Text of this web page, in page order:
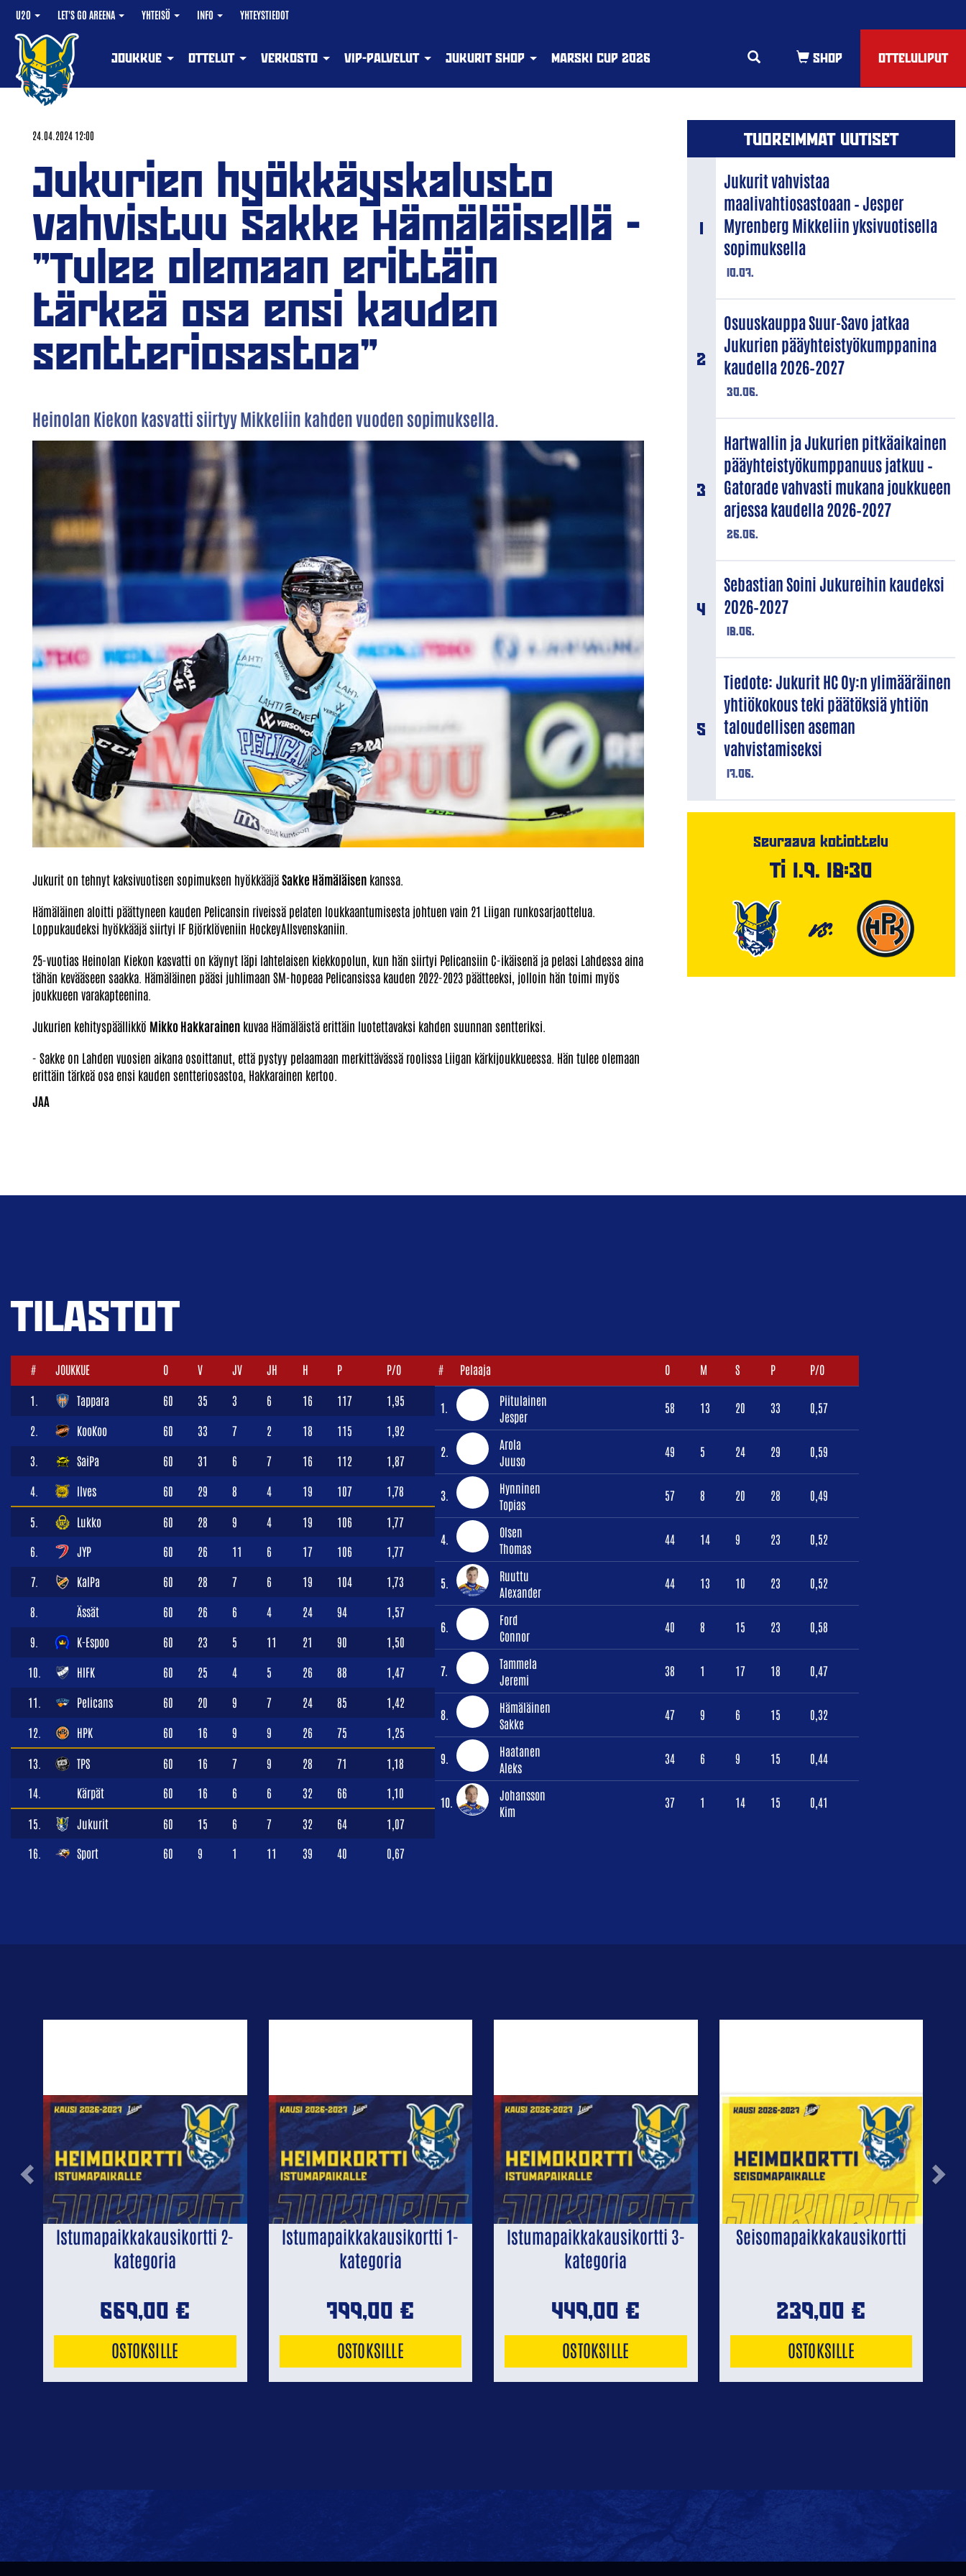
U20 LET'S GO AREENA YHTEISÖ INFO YHTEYSTIEDOT
OTTELULIPUT
JOUKKUE OTTELUT VERKOSTO VIP-PALVELUT JUKURIT SHOP MARSKI CUP 2026
24.04.2024 12:00
Jukurien hyökkäyskalusto
vahvistuu Sakke Hämäläisellä -
"Tulee olemaan erittäin
tärkeä osa ensi kauden
sentteriosastoa"
Heinolan Kiekon kasvatti siirtyy Mikkeliin kahden vuoden sopimuksella.
Jukurit on tehnyt kaksivuotisen sopimuksen hyökkääjäSakke Hämäläisen kanssa.
Hämäläinen aloitti päättyneen kauden Pelicansin riveissä pelaten loukkaantumisesta johtuen vain 21 Liigan runkosarjaottelua.
Loppukaudeksi hyökkääjä siirtyi IF Björklöveniin HockeyAllsvenskaniin.
25-vuotias Heinolan Kiekon kasvatti on käynyt läpi lahtelaisen kiekkopolun, kun hän siirtyi Pelicansiin C-ikäisenä ja pelasi Lahdessa aina
tähän kevääseen saakka. Hämäläinen pääsi juhlimaan SM-hopeaa Pelicansissa kauden 2022-2023 päätteeksi, jolloin hän toimi myös
joukkueen varakapteenina.
Jukurien kehityspäällikkö Mikko Hakkarainen kuvaa Hämäläistä erittäin luotettavaksi kahden suunnan sentteriksi.
- Sakke on Lahden vuosien aikana osoittanut, että pystyy pelaamaan merkittävässä roolissa Liigan kärkijoukkueessa. Hän tulee olemaan
erittäin tärkeä osa ensi kauden sentteriosastoa, Hakkarainen kertoo.
TUOREIMMAT UUTISET
10.07.
Jukurit vahvistaa
maalivahtiosastoaan – Jesper
Myrenberg Mikkeliin yksivuotisella
sopimuksella
30.06.
Osuuskauppa Suur-Savo jatkaa
Jukurien pääyhteistyökumppanina
kaudella 2026–2027
26.06.
Hartwallin ja Jukurien pitkäaikainen
pääyhteistyökumppanuus jatkuu –
Gatorade vahvasti mukana joukkueen
arjessa kaudella 2026–2027
18.06.
Sebastian Soini Jukureihin kaudeksi
2026–2027
17.06.
Tiedote: Jukurit HC Oy:n ylimääräinen
yhtiökokous teki päätöksiä yhtiön
taloudellisen aseman
vahvistamiseksi
Seuraava kotiottelu
Ti 1.9. 18:30
VS.
TILASTOT
# JOUKKUE O V JV JH H P P/O
1. Tappara 60 35 3 6 16 117 1,95
2. KooKoo 60 33 7 2 18 115 1,92
3. SaiPa 60 31 6 7 16 112 1,87
4. Ilves 60 29 8 4 19 107 1,78
5. Lukko 60 28 9 4 19 106 1,77
6. JYP 60 26 11 6 17 106 1,77
7. KalPa 60 28 7 6 19 104 1,73
8. Ässät 60 26 6 4 24 94 1,57
9. K-Espoo 60 23 5 11 21 90 1,50
10. HIFK 60 25 4 5 26 88 1,47
11. Pelicans 60 20 9 7 24 85 1,42
12. HPK 60 16 9 9 26 75 1,25
13. TPS 60 16 7 9 28 71 1,18
14. Kärpät 60 16 6 6 32 66 1,10
15. Jukurit 60 15 6 7 32 64 1,07
16. Sport 60 9 1 11 39 40 0,67
# Pelaaja O M S P P/O
1.
Piitulainen
Jesper
58 13 20 33 0,57
2.
Arola
Juuso
49 5 24 29 0,59
3.
Hynninen
Topias
57 8 20 28 0,49
4.
Olsen
Thomas
44 14 9 23 0,52
5.
Ruuttu
Alexander
44 13 10 23 0,52
6.
Ford
Connor
40 8 15 23 0,58
7.
Tammela
Jeremi
38 1 17 18 0,47
8.
Hämäläinen
Sakke
47 9 6 15 0,32
9.
Haatanen
Aleks
34 6 9 15 0,44
10.
Johansson
Kim
37 1 14 15 0,41
Istumapaikkakausikortti 2-
kategoria
669,00 €
OSTOKSILLE
Istumapaikkakausikortti 1-
kategoria
799,00 €
OSTOKSILLE
Istumapaikkakausikortti 3-
kategoria
449,00 €
OSTOKSILLE
Seisomapaikkakausikortti
239,00 €
OSTOKSILLE
Previous